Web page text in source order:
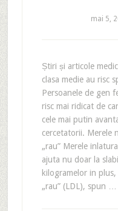
mai 5,
Știri și articole
clasa medie au risc
Persoanele de gen
risc mai ridicat de
cele mai putin
cercetatorii. Merele
„rau” Merele
ajuta nu doar la
kilogramelor in
„rau” (LDL), spun …